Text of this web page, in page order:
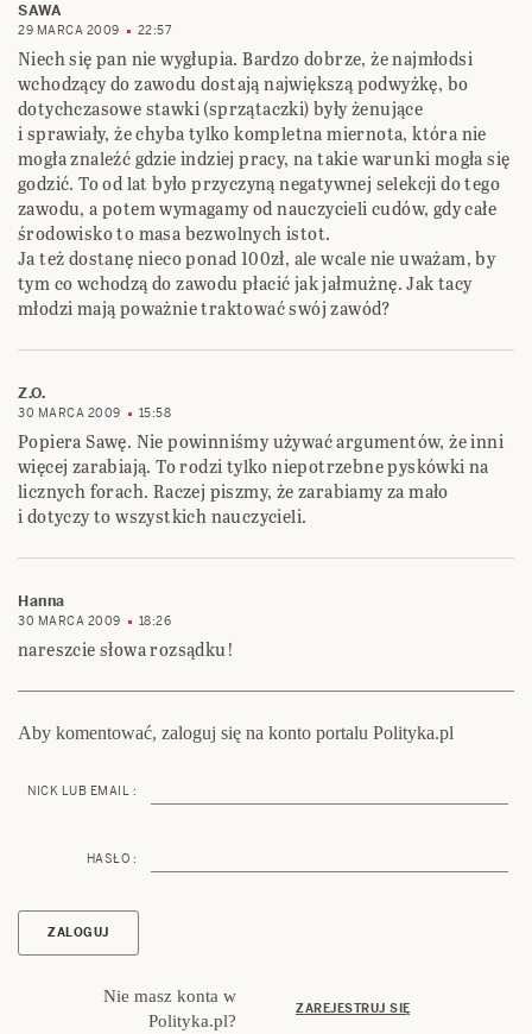
SAWA
29 MARCA 2009 22:57
Niech się pan nie wygłupia. Bardzo dobrze, że najmłodsi
wchodzący do zawodu dostają największą podwyżkę, bo
dotychczasowe stawki (sprzątaczki) były żenujące
i sprawiały, że chyba tylko kompletna miernota, która nie
mogła znaleźć gdzie indziej pracy, na takie warunki mogła się
godzić. To od lat było przyczyną negatywnej selekcji do tego
zawodu, a potem wymagamy od nauczycieli cudów, gdy całe
środowisko to masa bezwolnych istot.
Ja też dostanę nieco ponad 100zł, ale wcale nie uważam, by
tym co wchodzą do zawodu płacić jak jałmużnę. Jak tacy
młodzi mają poważnie traktować swój zawód?
Z.O.
30 MARCA 2009 15:58
Popiera Sawę. Nie powinniśmy używać argumentów, że inni
więcej zarabiają. To rodzi tylko niepotrzebne pyskówki na
licznych forach. Raczej piszmy, że zarabiamy za mało
i dotyczy to wszystkich nauczycieli.
Hanna
30 MARCA 2009 18:26
nareszcie słowa rozsądku!
Aby komentować, zaloguj się na konto portalu Polityka.pl
NICK LUB EMAIL :
HASŁO :
Nie masz konta w
Polityka.pl?
ZAREJESTRUJ SIĘ